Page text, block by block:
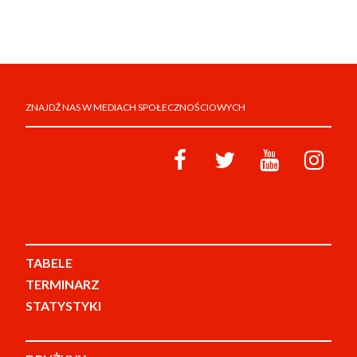
ZNAJDŹ NAS W MEDIACH SPOŁECZNOŚCIOWYCH
TABELE
TERMINARZ
STATYSTYKI